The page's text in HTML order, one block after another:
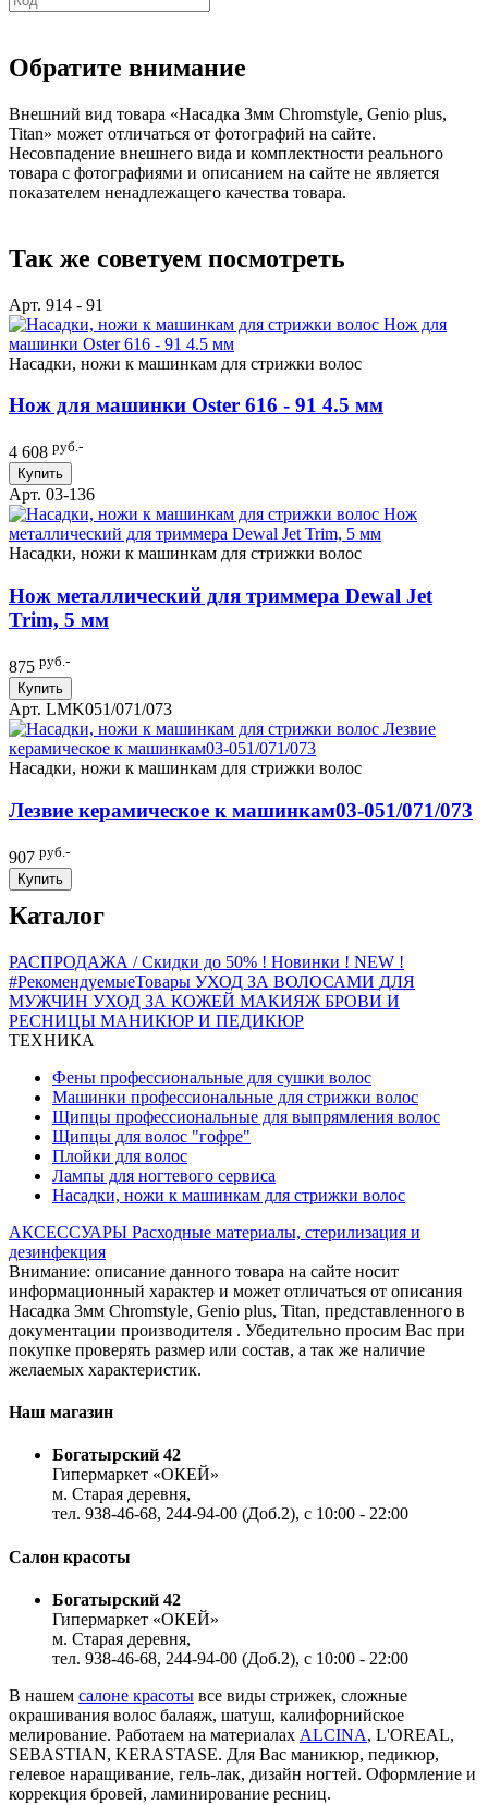
Обратите внимание
Внешний вид товара «Насадка 3мм Chromstyle, Genio plus,
Titan» может отличаться от фотографий на сайте.
Несовпадение внешнего вида и комплектности реального
товара с фотографиями и описанием на сайте не является
показателем ненадлежащего качества товара.
Так же советуем посмотреть
Арт. 914 - 91
Насадки, ножи к машинкам для стрижки волос
Нож для машинки Oster 616 - 91 4.5 мм
4 608 руб.-
Купить
Арт. 03-136
Насадки, ножи к машинкам для стрижки волос
Нож металлический для триммера Dewal Jet
Trim, 5 мм
875 руб.-
Купить
Арт. LMK051/071/073
Насадки, ножи к машинкам для стрижки волос
Лезвие керамическое к машинкам03-051/071/073
907 руб.-
Купить
Каталог
РАСПРОДАЖА / Скидки до 50% ! Новинки ! NEW !
#РекомендуемыеТовары УХОД ЗА ВОЛОСАМИ ДЛЯ
МУЖЧИН УХОД ЗА КОЖЕЙ МАКИЯЖ БРОВИ И
РЕСНИЦЫ МАНИКЮР И ПЕДИКЮР
ТЕХНИКА
Фены профессиональные для сушки волос
Машинки профессиональные для стрижки волос
Щипцы профессиональные для выпрямления волос
Щипцы для волос "гофре"
Плойки для волос
Лампы для ногтевого сервиса
Насадки, ножи к машинкам для стрижки волос
АКСЕССУАРЫ Расходные материалы, стерилизация и
дезинфекция
Внимание: описание данного товара на сайте носит
информационный характер и может отличаться от описания
Насадка 3мм Chromstyle, Genio plus, Titan, представленного в
документации производителя . Убедительно просим Вас при
покупке проверять размер или состав, а так же наличие
желаемых характеристик.
Наш магазин
Богатырский 42
Гипермаркет «ОКЕЙ»
м. Старая деревня,
тел. 938-46-68, 244-94-00 (Доб.2), c 10:00 - 22:00
Салон красоты
Богатырский 42
Гипермаркет «ОКЕЙ»
м. Старая деревня,
тел. 938-46-68, 244-94-00 (Доб.2), c 10:00 - 22:00
В нашем салоне красоты все виды стрижек, сложные
окрашивания волос балаяж, шатуш, калифорнийское
мелирование. Работаем на материалах ALCINA, L'OREAL,
SEBASTIAN, KERASTASE. Для Вас маникюр, педикюр,
гелевое наращивание, гель-лак, дизайн ногтей. Оформление и
коррекция бровей, ламинирование ресниц.